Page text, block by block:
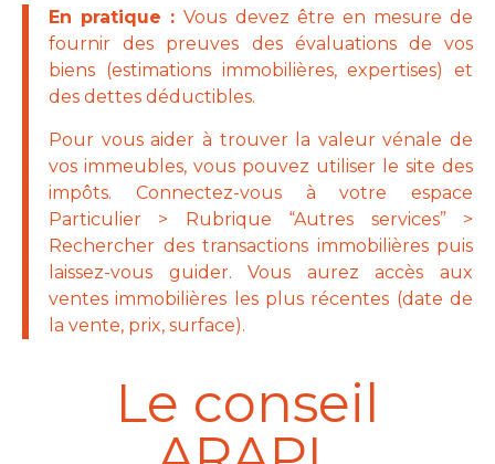
En pratique :Vous devez être en mesure de
fournir des preuves des évaluations de vos
biens (estimations immobilières, expertises) et
des dettes déductibles.
Pour vous aider à trouver la valeur vénale de
vos immeubles, vous pouvez utiliser le site des
impôts. Connectez-vous à votre espace
Particulier > Rubrique “Autres services” >
Rechercher des transactions immobilières puis
laissez-vous guider. Vous aurez accès aux
ventes immobilières les plus récentes (date de
la vente, prix, surface).
Le conseil